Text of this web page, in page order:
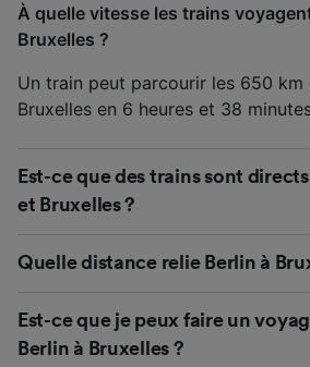
À quelle vitesse les trains
Bruxelles ?
Un train peut parcourir les 650 km
Bruxelles en 6 heures et 38
Est-ce que des trains sont
et Bruxelles ?
Quelle distance relie Berlin à
Est-ce que je peux faire un
Berlin à Bruxelles ?